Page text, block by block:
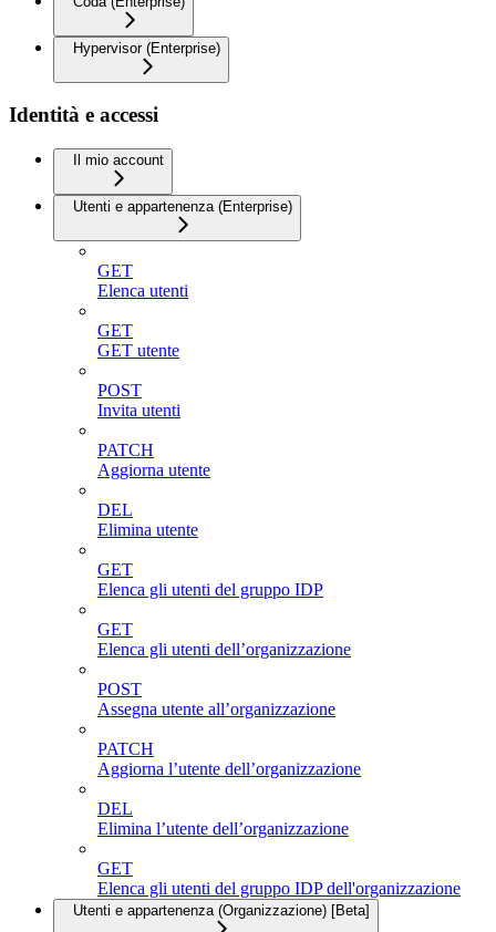
Hypervisor (Enterprise)
Identità e accessi
Il mio account
Utenti e appartenenza (Enterprise)
GET
Elenca utenti
GET
GET utente
POST
Invita utenti
PATCH
Aggiorna utente
DEL
Elimina utente
GET
Elenca gli utenti del gruppo IDP
GET
Elenca gli utenti dell’organizzazione
POST
Assegna utente all’organizzazione
PATCH
Aggiorna l’utente dell’organizzazione
DEL
Elimina l’utente dell’organizzazione
GET
Elenca gli utenti del gruppo IDP dell'organizzazione
Utenti e appartenenza (Organizzazione) [Beta]